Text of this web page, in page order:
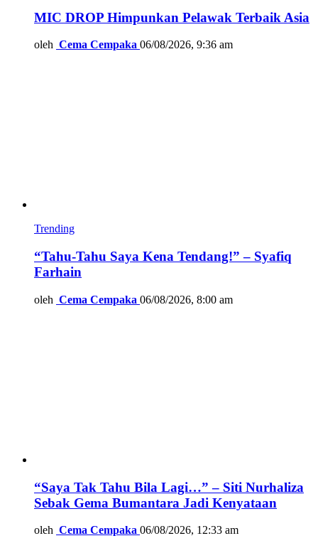
MIC DROP Himpunkan Pelawak Terbaik Asia
oleh Cema Cempaka 06/08/2026, 9:36 am
Trending
“Tahu-Tahu Saya Kena Tendang!” – Syafiq
Farhain
oleh Cema Cempaka 06/08/2026, 8:00 am
“Saya Tak Tahu Bila Lagi…” – Siti Nurhaliza
Sebak Gema Bumantara Jadi Kenyataan
oleh Cema Cempaka 06/08/2026, 12:33 am